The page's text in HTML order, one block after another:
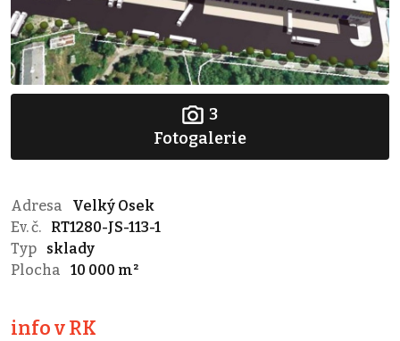
3
Fotogalerie
Adresa
Velký Osek
Ev. č.
RT1280-JS-113-1
Typ
sklady
Plocha
10 000 m²
info v RK